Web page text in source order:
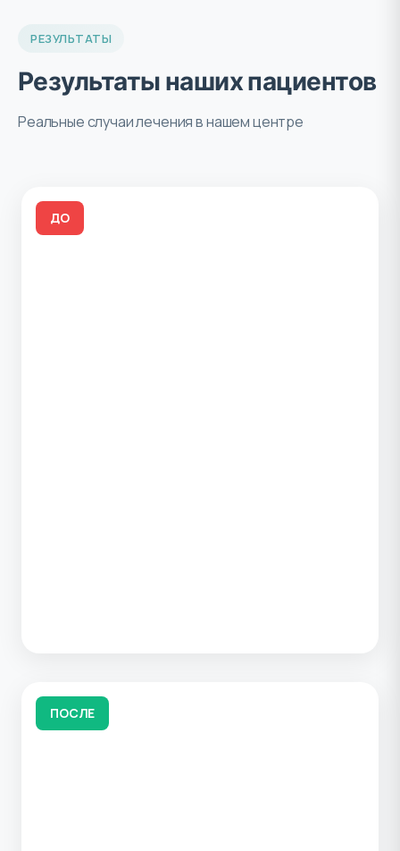
РЕЗУЛЬТАТЫ
Результаты наших пациентов
Реальные случаи лечения в нашем центре
ДО
ПОСЛЕ